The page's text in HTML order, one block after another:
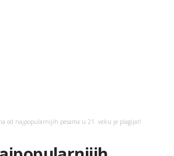
od najpopularnijih pesama u 21. veku je plagijat!